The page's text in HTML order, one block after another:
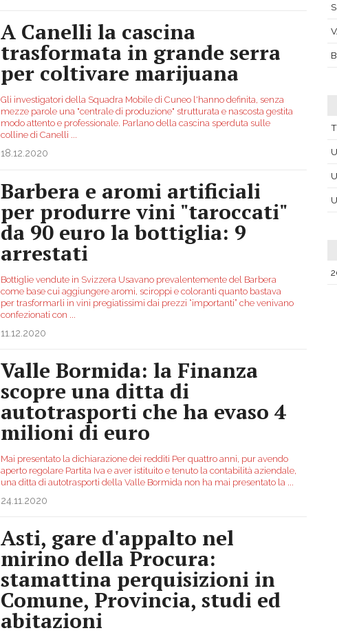
A Canelli la cascina
trasformata in grande serra
per coltivare marijuana
Gli investigatori della Squadra Mobile di Cuneo l'hanno definita, senza
mezze parole una "centrale di produzione" strutturata e nascosta gestita
modo attento e professionale. Parlano della cascina sperduta sulle
colline di Canelli
18.12.2020
Barbera e aromi artificiali
per produrre vini "taroccati"
da 90 euro la bottiglia: 9
arrestati
Bottiglie vendute in Svizzera Usavano prevalentemente del Barbera
come base cui aggiungere aromi, sciroppi e coloranti quanto bastava
per trasformarli in vini pregiatissimi dai prezzi “importanti” che venivano
confezionati con
11.12.2020
Valle Bormida: la Finanza
scopre una ditta di
autotrasporti che ha evaso 4
milioni di euro
Mai presentato la dichiarazione dei redditi Per quattro anni, pur avendo
aperto regolare Partita Iva e aver istituito e tenuto la contabilità aziendale,
una ditta di autotrasporti della Valle Bormida non ha mai presentato la
24.11.2020
Asti, gare d'appalto nel
mirino della Procura:
stamattina perquisizioni in
Comune, Provincia, studi ed
abitazioni